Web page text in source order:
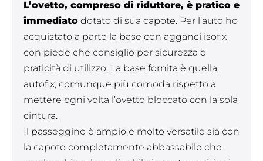
L’ovetto, compreso di riduttore, è pratico e
immediato dotato di sua capote. Per l’auto ho
acquistato a parte la base con agganci isofix
con piede che consiglio per sicurezza e
praticità di utilizzo. La base fornita è quella
autofix, comunque più comoda rispetto a
mettere ogni volta l’ovetto bloccato con la sola
cintura.
Il passeggino è ampio e molto versatile sia con
la capote completamente abbassabile che